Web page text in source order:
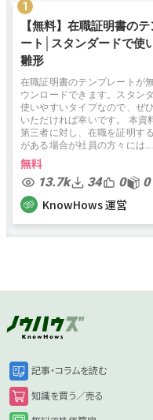
【無料】在職証明書の
ート│スタンダードで使
雛形
在職証明書のテンプレートが
ウンロードできます。スタン
使いやすいタイプなので、ぜ
いただければ幸いです。 本資
第三者に対し、在職を証明す
がある場合が社員の方々には...
無料
13.7k 34 0 0
KnowHows 運営
記事・コラムを読む
知識を買う／売る